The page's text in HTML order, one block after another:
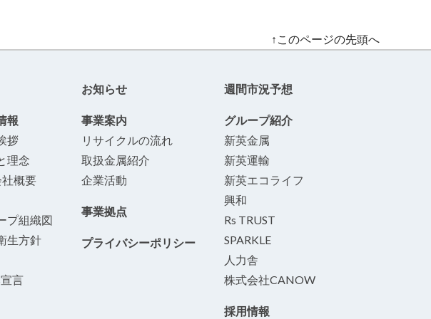
↑このページの先頭へ
報
拶
理念
概要
プ組織図
生方針
言
お知らせ
事業案内
リサイクルの流れ
取扱金属紹介
企業活動
事業拠点
プライバシーポリシー
週間市況予想
グループ紹介
新英金属
新英運輸
新英エコライフ
興和
Rs TRUST
SPARKLE
人力舎
株式会社CANOW
採用情報